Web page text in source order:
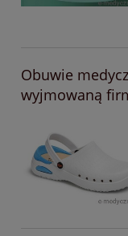
Obuwie
wyjmowaną